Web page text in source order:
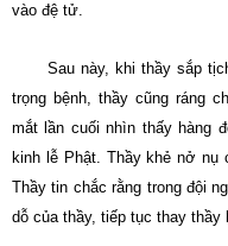
vào đệ tử.
Sau này, khi thầy sắp
trọng bệnh, thầy cũng ráng
mắt lần cuối nhìn thấy hàng
kinh lễ Phật. Thầy khẻ nở
Thầy tin chắc rằng trong đội
dỗ của thầy, tiếp tục thay thầy